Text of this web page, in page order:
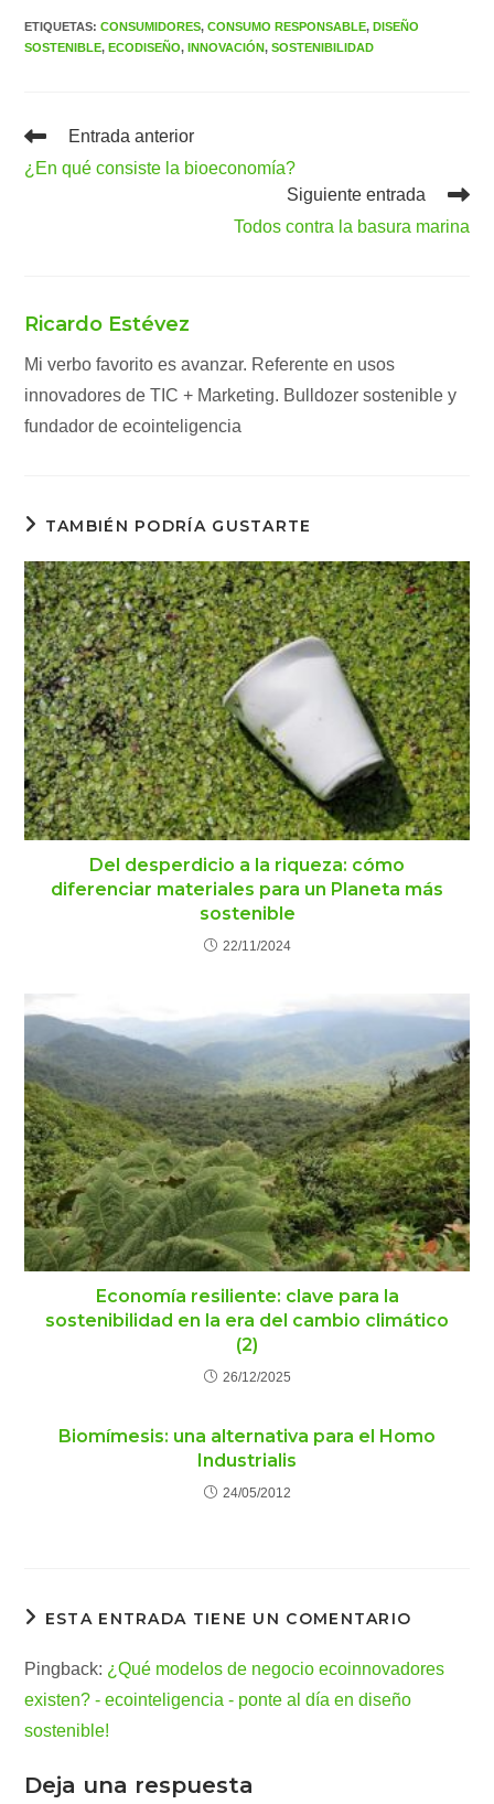
ETIQUETAS:CONSUMIDORES, CONSUMO RESPONSABLE, DISEÑO
SOSTENIBLE, ECODISEÑO, INNOVACIÓN, SOSTENIBILIDAD
Leer
artículos
Entrada anterior
¿En qué consiste la bioeconomía?
Siguiente entrada
Todos contra la basura marina
Ricardo Estévez
Mi verbo favorito es avanzar. Referente en usos
innovadores de TIC + Marketing. Bulldozer sostenible y
fundador de ecointeligencia
TAMBIÉN PODRÍA GUSTARTE
Del desperdicio a la riqueza: cómo
diferenciar materiales para un Planeta más
sostenible
22/11/2024
Economía resiliente: clave para la
sostenibilidad en la era del cambio climático
(2)
26/12/2025
Biomímesis: una alternativa para el Homo
Industrialis
24/05/2012
ESTA ENTRADA TIENE UN COMENTARIO
Pingback: ¿Qué modelos de negocio ecoinnovadores
existen? - ecointeligencia - ponte al día en diseño
sostenible!
Deja una respuesta